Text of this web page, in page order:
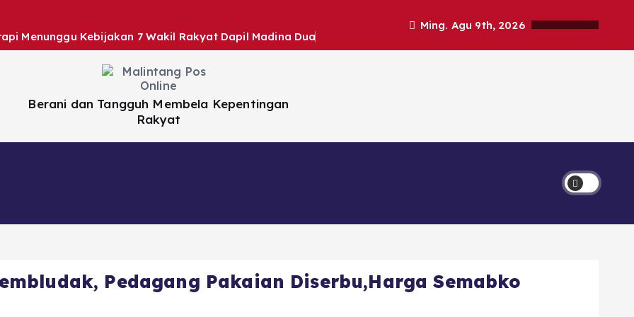
Menunggu Kebijakan 7 Wakil Rakyat Dapil Madina Dua
Ming. Agu 9th, 2026
Berani dan Tangguh Membela Kepentingan
Rakyat
Pedagang Pakaian Diserbu,Harga Semabko